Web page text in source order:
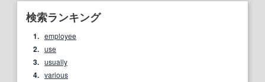
検索ランキング
1. employee
2. use
3. usually
4. various